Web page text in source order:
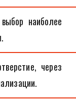
наиболее
через